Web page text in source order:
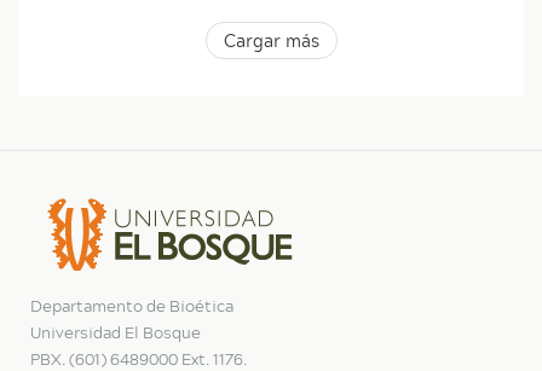
Cargar más
Departamento de Bioética
Universidad El Bosque
PBX. (601) 6489000 Ext. 1176.